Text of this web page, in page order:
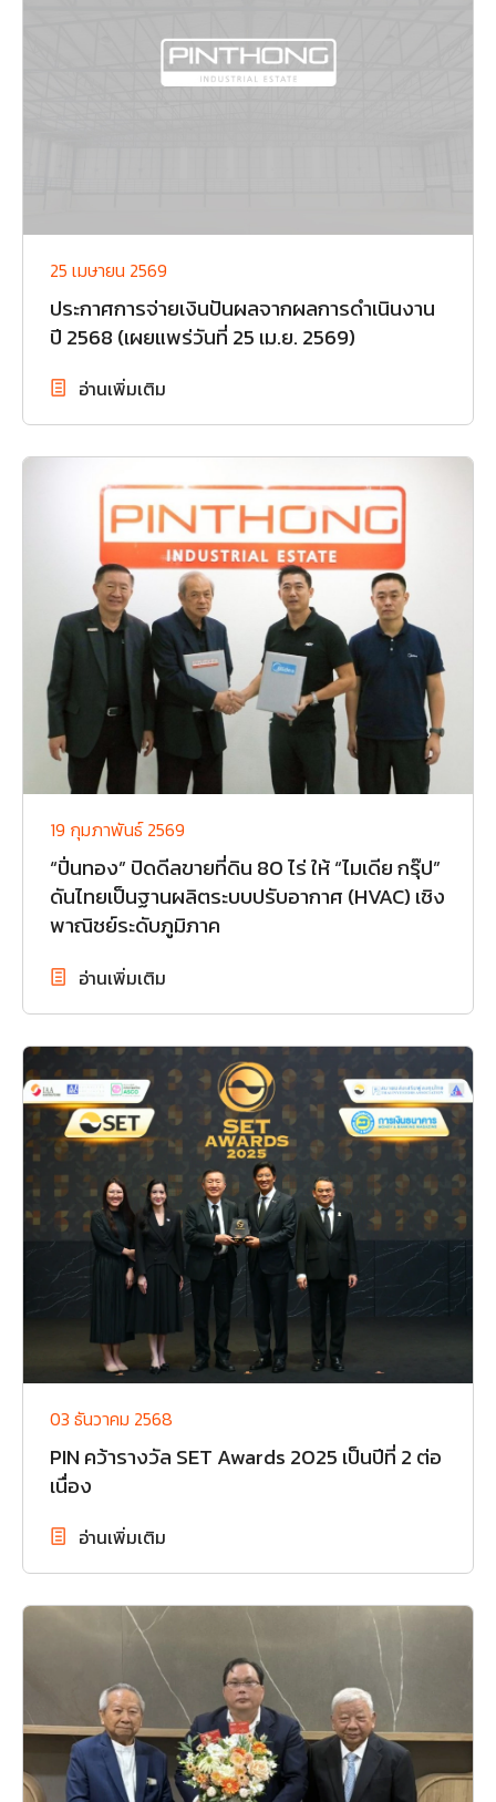
25 เมษายน 2569
ประกาศการจ่ายเงินปันผลจากผลการดำเนินงาน
ปี 2568 (เผยแพร่วันที่ 25 เม.ย. 2569)
อ่านเพิ่มเติม
19 กุมภาพันธ์ 2569
“ปิ่นทอง” ปิดดีลขายที่ดิน 80 ไร่ ให้ “ไมเดีย กรุ๊ป”
ดันไทยเป็นฐานผลิตระบบปรับอากาศ (HVAC) เชิง
พาณิชย์ระดับภูมิภาค
อ่านเพิ่มเติม
03 ธันวาคม 2568
PIN คว้ารางวัล SET Awards 2025 เป็นปีที่ 2 ต่อ
เนื่อง
อ่านเพิ่มเติม